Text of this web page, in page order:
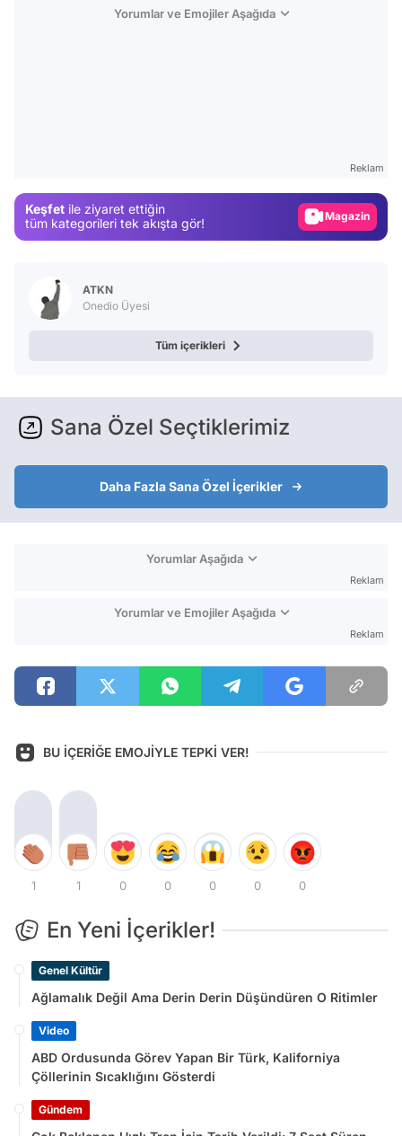
Yorumlar ve Emojiler Aşağıda
Reklam
Keşfet ile ziyaret ettiğin
tüm kategorileri tek akışta gör!
Video
ATKN
Onedio Üyesi
Tüm içerikleri
Sana Özel Seçtiklerimiz
Daha Fazla Sana Özel İçerikler
Yorumlar Aşağıda
Reklam
Yorumlar ve Emojiler Aşağıda
Reklam
BU İÇERİĞE EMOJİYLE TEPKİ VER!
1 1 0 0 0 0 0
En Yeni İçerikler!
Genel Kültür
Ağlamalık Değil Ama Derin Derin Düşündüren O Ritimler
Video
ABD Ordusunda Görev Yapan Bir Türk, Kaliforniya
Çöllerinin Sıcaklığını Gösterdi
Gündem